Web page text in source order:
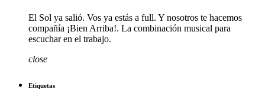
El Sol ya salió. Vos ya estás a full. Y nosotros te hacemos
compañía ¡Bien Arriba!. La combinación musical para
escuchar en el trabajo.
close
Etiquetas